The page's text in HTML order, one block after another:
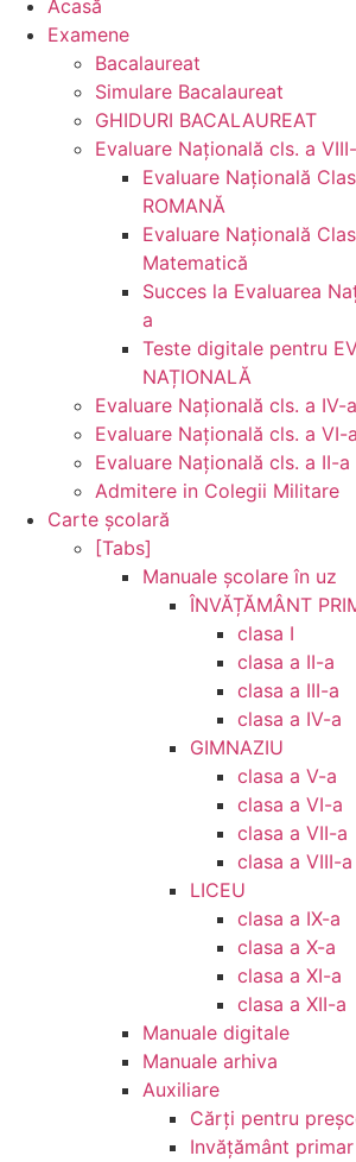
Acasă
Examene
Bacalaureat
Simulare Bacalaureat
GHIDURI BACALAUREAT
Evaluare Naţională cls. a
Evaluare Naţională
ROMANĂ
Evaluare Naţională
Matematică
Succes la Evaluarea
a
Teste digitale pentru
NAȚIONALĂ
Evaluare Naţională cls. a IV-a
Evaluare Naţională cls. a VI-a
Evaluare Naţională cls. a II-a
Admitere in Colegii Militare
Carte şcolară
[Tabs]
Manuale şcolare în uz
ÎNVĂȚĂMÂNT
clasa I
clasa a II-a
clasa a III-a
clasa a IV-a
GIMNAZIU
clasa a V-a
clasa a VI-a
clasa a VII-a
clasa a VIII-a
LICEU
clasa a IX-a
clasa a X-a
clasa a XI-a
clasa a XII-a
Manuale digitale
Manuale arhiva
Auxiliare
Cărţi pentru
Invățământ primar